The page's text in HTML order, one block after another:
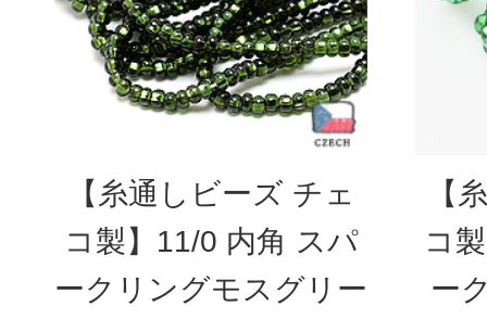
【糸通しビーズ チェ
コ製】11/0 内角 スパ
ークリングモスグリー
【
コ
ー